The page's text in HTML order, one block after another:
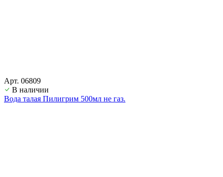
Арт. 06809
В наличии
Вода талая Пилигрим 500мл не газ.